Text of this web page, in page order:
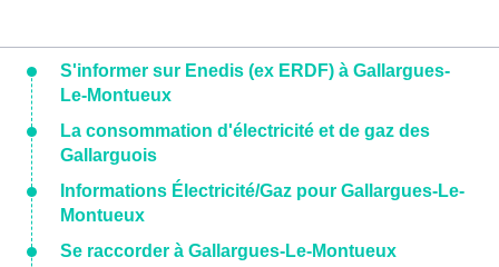
S'informer sur Enedis (ex ERDF) à Gallargues-
Le-Montueux
La consommation d'électricité et de gaz des
Gallarguois
Informations Électricité/Gaz pour Gallargues-Le-
Montueux
Se raccorder à Gallargues-Le-Montueux